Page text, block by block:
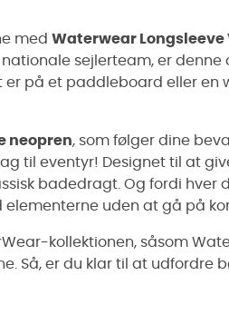
med Waterwear
sejlerteam, er
på et paddleboard eller en
neopren, som følger dine
til eventyr! Designet til at
badedragt. Og fordi hver
elementerne uden at gå på
kollektionen, såsom
Så, er du klar til at udfordre